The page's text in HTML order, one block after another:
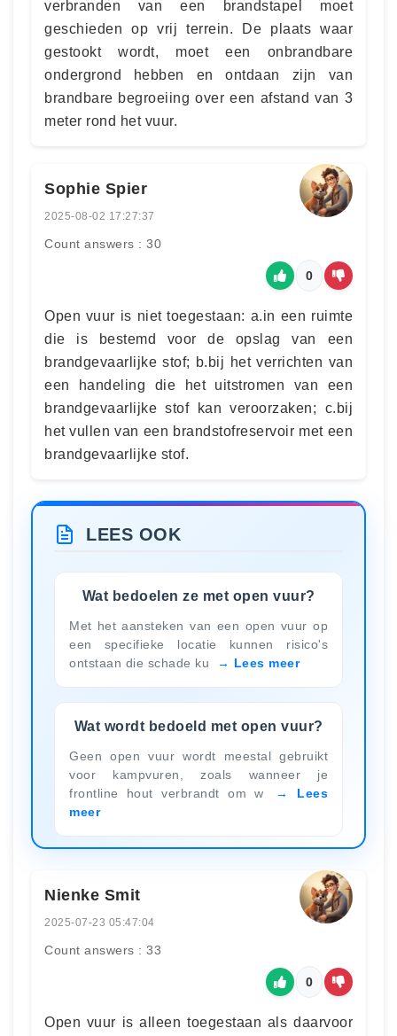
verbranden van een brandstapel moet
geschieden op vrij terrein. De plaats waar
gestookt wordt, moet een onbrandbare
ondergrond hebben en ontdaan zijn van
brandbare begroeiing over een afstand van 3
meter rond het vuur.
Sophie Spier
2025-08-02 17:27:37
Count answers : 30
0
Open vuur is niet toegestaan: a.in een ruimte
die is bestemd voor de opslag van een
brandgevaarlijke stof; b.bij het verrichten van
een handeling die het uitstromen van een
brandgevaarlijke stof kan veroorzaken; c.bij
het vullen van een brandstofreservoir met een
brandgevaarlijke stof.
LEES OOK
Wat bedoelen ze met open vuur?
Met het aansteken van een open vuur op
een specifieke locatie kunnen risico's
ontstaan die schade ku
Lees meer
Wat wordt bedoeld met open vuur?
Geen open vuur wordt meestal gebruikt
voor kampvuren, zoals wanneer je
frontline hout verbrandt om w
Lees
meer
Nienke Smit
2025-07-23 05:47:04
Count answers : 33
0
Open vuur is alleen toegestaan als daarvoor